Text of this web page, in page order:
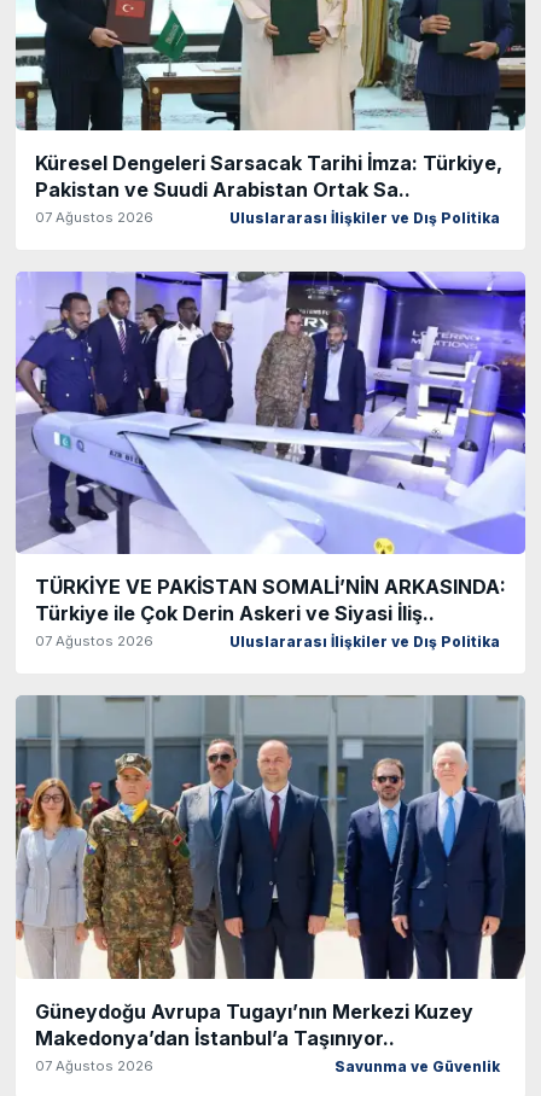
Küresel Dengeleri Sarsacak Tarihi İmza: Türkiye,
Pakistan ve Suudi Arabistan Ortak Sa..
07 Ağustos 2026 Uluslararası İlişkiler ve Dış Politika
TÜRKİYE VE PAKİSTAN SOMALİ’NİN ARKASINDA:
Türkiye ile Çok Derin Askeri ve Siyasi İliş..
07 Ağustos 2026 Uluslararası İlişkiler ve Dış Politika
Güneydoğu Avrupa Tugayı’nın Merkezi Kuzey
Makedonya’dan İstanbul’a Taşınıyor..
07 Ağustos 2026 Savunma ve Güvenlik